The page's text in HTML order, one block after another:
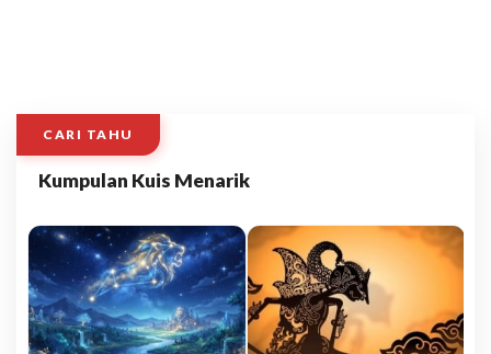
CARI TAHU
Kumpulan Kuis Menarik